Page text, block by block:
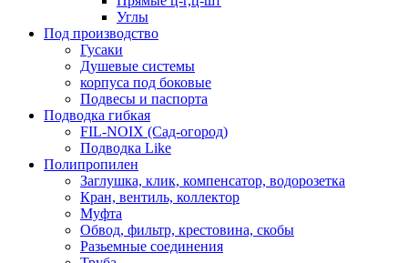
Углы
Под производство
Гусаки
Душевые системы
корпуса под боковые
Подвесы и паспорта
Подводка гибкая
FIL-NOIX (Сад-огород)
Подводка Like
Полипропилен
Заглушка, клик, компенсатор, водорозетка
Кран, вентиль, коллектор
Муфта
Обвод, фильтр, крестовина, скобы
Разьемные соединения